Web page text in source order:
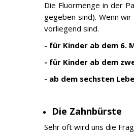
Die Fluormenge in der
gegeben sind). Wenn
vorliegend sind.
- für Kinder ab dem 6.
- für Kinder ab dem
- ab dem sechsten
Die Zahnbürste
Sehr oft wird uns die